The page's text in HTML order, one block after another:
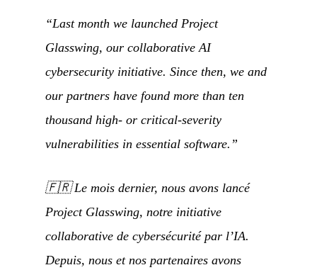
“Last month we launched Project
Glasswing, our collaborative AI
cybersecurity initiative. Since then, we and
our partners have found more than ten
thousand high- or critical-severity
vulnerabilities in essential software.”
🇫🇷Le mois dernier, nous avons lancé
Project Glasswing, notre initiative
collaborative de cybersécurité par l’IA.
Depuis, nous et nos partenaires avons